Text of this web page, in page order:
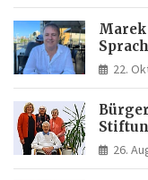
Italia
22.
26.